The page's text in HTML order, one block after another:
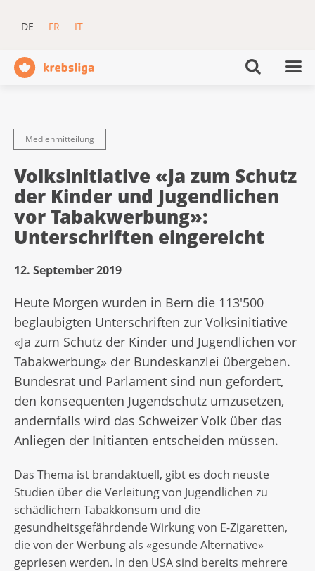
DE FR IT
Medienmitteilung
Volksinitiative «Ja zum Schutz
der Kinder und Jugendlichen
vor Tabakwerbung»:
Unterschriften eingereicht
12. September 2019
Heute Morgen wurden in Bern die 113'500
beglaubigten Unterschriften zur Volksinitiative
«Ja zum Schutz der Kinder und Jugendlichen vor
Tabakwerbung» der Bundeskanzlei übergeben.
Bundesrat und Parlament sind nun gefordert,
den konsequenten Jugendschutz umzusetzen,
andernfalls wird das Schweizer Volk über das
Anliegen der Initianten entscheiden müssen.
Das Thema ist brandaktuell, gibt es doch neuste
Studien über die Verleitung von Jugendlichen zu
schädlichem Tabakkonsum und die
gesundheitsgefährdende Wirkung von E-Zigaretten,
die von der Werbung als «gesunde Alternative»
gepriesen werden. In den USA sind bereits mehrere